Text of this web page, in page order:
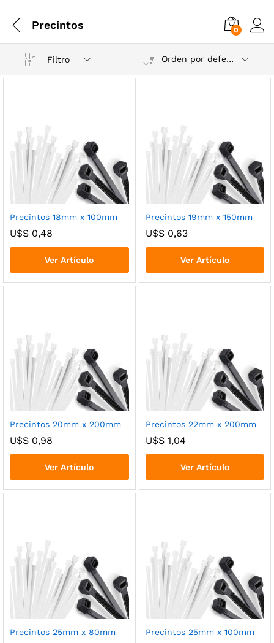
Precintos 0
Filtro Orden por defecto
Precintos 18mm x 100mm
U$S 0,48
Ver Artículo
Precintos 19mm x 150mm
U$S0,63
Ver Artículo
Precintos 20mm x 200mm
U$S 0,98
Ver Artículo
Precintos 22mm x 200mm
U$S1,04
Ver Artículo
Precintos 25mm x 80mm Precintos 25mm x 100mm